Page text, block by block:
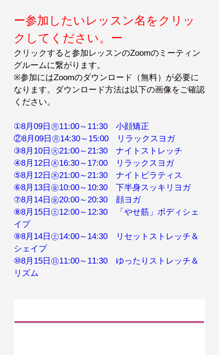
ー参加したいレッスン名をクリッ
クしてください。ー
クリックすると参加レッスンのZoomのミーティン
グルームに繋がります。
※参加にはZoomのダウンロード（無料）が必要に
なります。ダウンロード方法は以下の画像をご確認
ください。
①8月09日㊊11:00～11:30 小顔矯正
②8月09日㊊14:30～15:00 リラックスヨガ
③8月10日㊋21:00～21:30 ナイトストレッチ
④8月12日㊍16:30～17:00 リラックスヨガ
⑤8月12日㊍21:00～21:30 ナイトピラティス
⑥8月13日㊎10:00～10:30 下半身スッキリヨガ
⑦8月14日㊎20:00～20:30 顔ヨガ
⑧8月15日㊏12:00～12:30 「やせ筋」ボディシェ
イプ
⑨8月14日㊏14:00～14:30 リセットストレッチ＆
シェイプ
⑩8月15日㊐11:00～11:30 ゆったりストレッチ＆
リズム